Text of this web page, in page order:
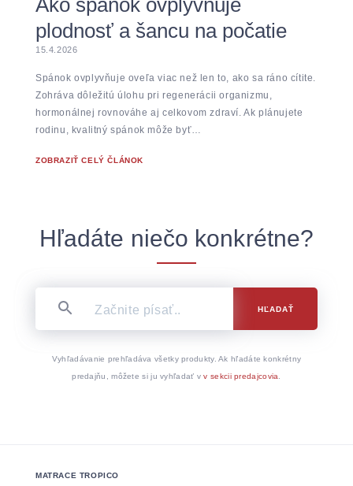
plodnosť a šancu na počatie
15.4.2026
Spánok ovplyvňuje oveľa viac než len to, ako sa ráno cítite.
Zohráva dôležitú úlohu pri regenerácii organizmu,
hormonálnej rovnováhe aj celkovom zdraví. Ak plánujete
rodinu, kvalitný spánok môže byť…
ZOBRAZIŤ CELÝ ČLÁNOK
Hľadáte niečo konkrétne?
HĽADAŤ
Vyhľadávanie prehľadáva všetky produkty. Ak hľadáte konkrétny
predajňu, môžete si ju vyhľadať vv sekcii predajcovia
MATRACE TROPICO